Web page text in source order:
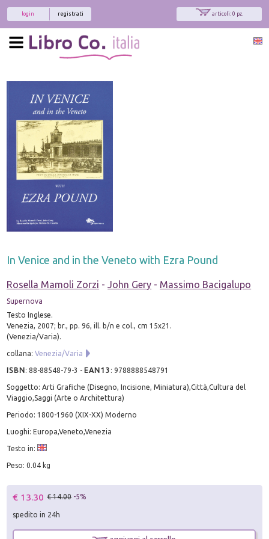
articoli: 0 pz.
registrati
login
In Venice and in the Veneto with Ezra Pound
Rosella Mamoli Zorzi -John Gery - Massimo Bacigalupo
Supernova
Testo Inglese.
Venezia, 2007; br., pp. 96, ill. b/n e col., cm 15x21.
(Venezia/Varia).
collana:Venezia/Varia
ISBN:88-88548-79-3 - EAN13 :9788888548791
Soggetto: Arti Grafiche (Disegno, Incisione, Miniatura),Città,Cultura del
Viaggio,Saggi (Arte o Architettura)
Periodo: 1800-1960 (XIX-XX) Moderno
Luoghi: Europa,Veneto,Venezia
Testo in:
Peso: 0.04 kg
€ 13.30 € 14.00 -5%
spedito in 24h